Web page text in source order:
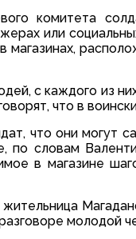
комитета
или
магазинах,
с каждого из
что в
что они могут
по словам
в магазине
жительница
молодой